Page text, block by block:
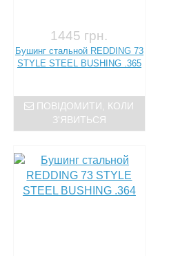
1445 грн.
Бушинг стальной REDDING 73
STYLE STEEL BUSHING .365
ПОВІДОМИТИ, КОЛИ
З'ЯВИТЬСЯ